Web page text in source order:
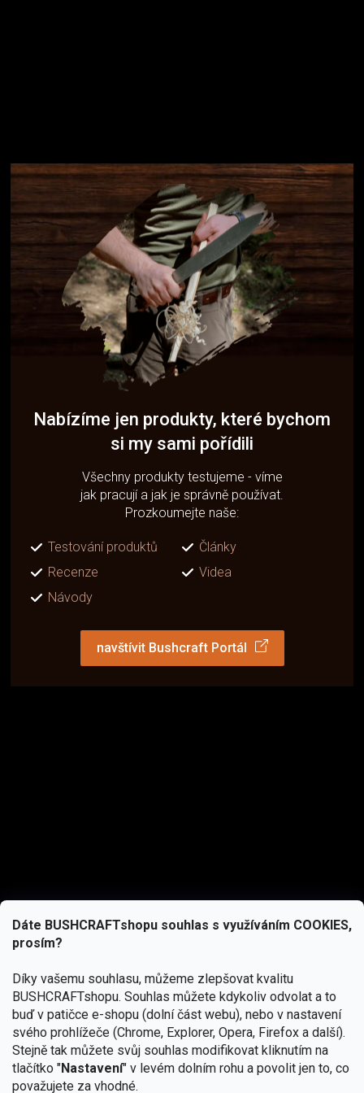
Dáte BUSHCRAFTshopu souhlas s využíváním COOKIES,
prosím?
Díky vašemu souhlasu, můžeme zlepšovat kvalitu
BUSHCRAFTshopu. Souhlas můžete kdykoliv odvolat a to
buď v patičce e-shopu (dolní část webu), nebo v nastavení
svého prohlížeče (Chrome, Explorer, Opera, Firefox a další).
Stejně tak můžete svůj souhlas modifikovat kliknutím na
tlačítko "Nastavení" v levém dolním rohu a povolit jen to, co
považujete za vhodné.
Nabízíme jen produkty, které bychom
si my sami pořídili
Všechny produkty testujeme - víme
jak pracují a jak je správně používat.
Prozkoumejte naše:
Testování produktů
Články
Recenze
Videa
Návody
navštívit Bushcraft Portál